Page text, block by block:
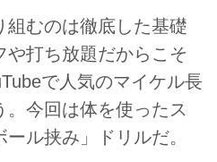
組むのは徹底した基礎
打ち放題だからこそ
で人気のマイケル長
今回は体を使ったス
ル挟み」ドリルだ。